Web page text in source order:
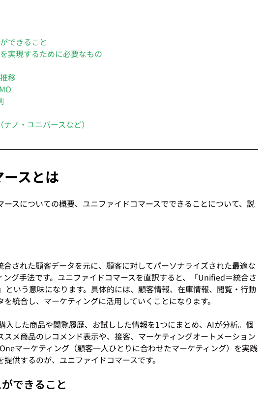
できること
実現するために必要なもの
移
ノ・ユニバースなど）
スとは
ースについての概要、ユニファイドコマースでできることについて、説
された顧客データを元に、顧客に対してパーソナライズされた最適な
グ手法です。ユニファイドコマースを直訳すると、「Unified＝統合さ
いう意味になります。具体的には、顧客情報、在庫情報、閲覧・行動
統合し、マーケティングに活用していくことになります。
入した商品や閲覧履歴、お試しした情報を1つにまとめ、AIが分析。個
メ商品のレコメンド表示や、接客、マーケティングオートメーション
マーケティング（顧客一人ひとりに合わせたマーケティング）を実践
できること